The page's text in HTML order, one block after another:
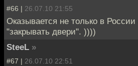
#66 | 26.07.10 21:55
Оказывается не только в
"закрывать двери". ))))
SteeL »
#67 | 26.07.10 22:51